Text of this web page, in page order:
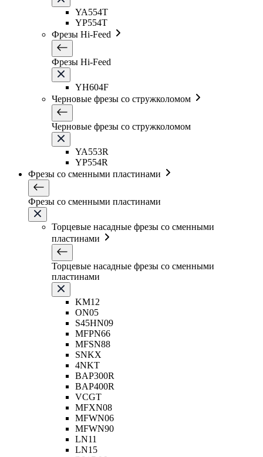
YA554T
YP554T
Фрезы Hi-Feed
Фрезы Hi-Feed
YH604F
Черновые фрезы со стружколомом
Черновые фрезы со стружколомом
YA553R
YP554R
Фрезы со сменными пластинами
Фрезы со сменными пластинами
Торцевые насадные фрезы со сменными
пластинами
Торцевые насадные фрезы со сменными
пластинами
KM12
ON05
S45HN09
MFPN66
MFSN88
SNKX
4NKT
BAP300R
BAP400R
VCGT
MFXN08
MFWN06
MFWN90
LN11
LN15